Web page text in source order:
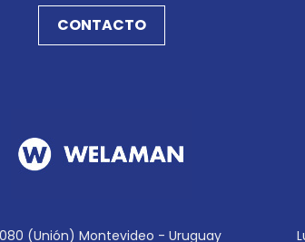
CONTACTO
(Unión) Montevideo - Uruguay